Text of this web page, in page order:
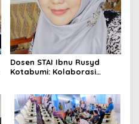
Dosen STAI Ibnu Rusyd
Kotabumi: Kolaborasi
Dini